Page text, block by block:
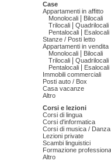
Case
Appartamenti in affitto
Monolocali
Bilocali
Trilocali
Quadrilocali
Pentalocali
Esalocali
Stanze / Posti letto
Appartamenti in vendita
Monolocali
Bilocali
Trilocali
Quadrilocali
Pentalocali
Esalocali
Immobili commerciali
Posti auto / Box
Casa vacanze
Altro
Corsi e lezioni
Corsi di lingua
Corsi d'informatica
Corsi di musica /
Lezioni private
Scambi linguistici
Formazione
Altro